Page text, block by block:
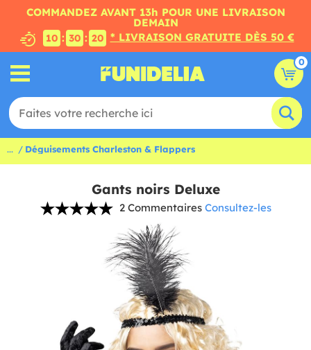
COMMANDEZ AVANT 13h POUR UNE LIVRAISON
DEMAIN
10 : 30 : 19 * LIVRAISON GRATUITE DÈS 50 €
0
... Déguisements Charleston & Flappers
Gants noirs Deluxe
2 Commentaires Consultez-les